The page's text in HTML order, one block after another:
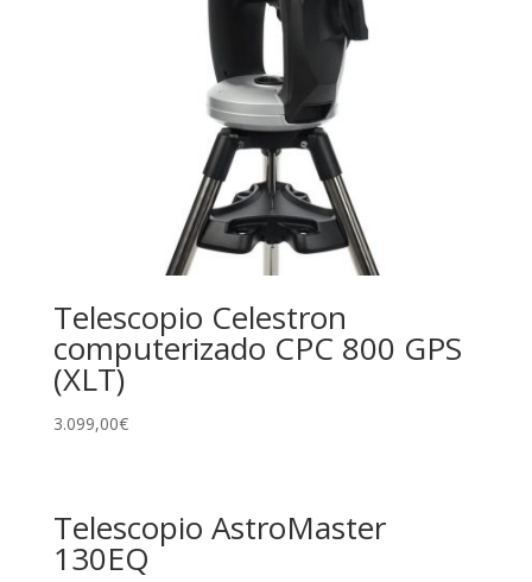
Telescopio Celestron
computerizado CPC 800 GPS
(XLT)
3.099,00€
Telescopio AstroMaster
130EQ